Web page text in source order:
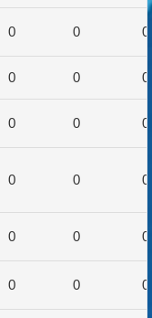
0 0 0
0 0 0
0 0 0
0 0 0
0 0 0
0 0 0